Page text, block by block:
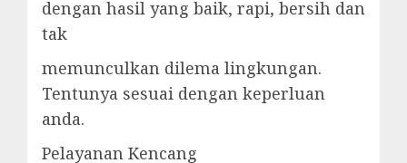
dengan hasil yang baik, rapi, bersih dan
tak
memunculkan dilema lingkungan.
Tentunya sesuai dengan keperluan
anda.
Pelayanan Kencang